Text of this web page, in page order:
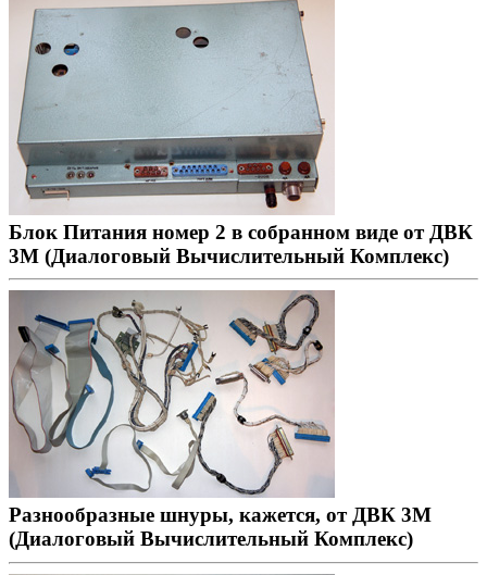
Блок Питания номер 2 в собранном виде от ДВК
3М (Диалоговый Вычислительный Комплекс)
Разнообразные шнуры, кажется, от ДВК 3М
(Диалоговый Вычислительный Комплекс)